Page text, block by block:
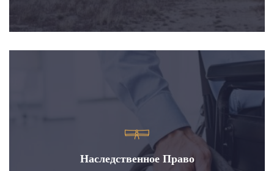
Наследственное Право